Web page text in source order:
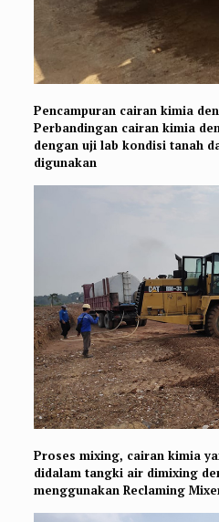
Pencampuran cairan kimia
Perbandingan cairan kimia
dengan uji lab kondisi tanah
digunakan
Proses mixing, cairan kimia
didalam tangki air dimixing
menggunakan Reclaming